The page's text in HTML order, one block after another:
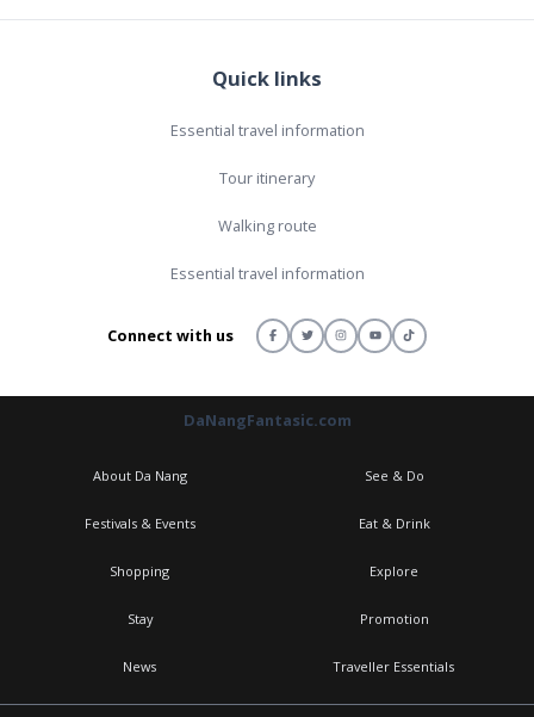
Quick links
Essential travel information
Tour itinerary
Walking route
Essential travel information
Connect with us
DaNangFantasic.com
About Da Nang See & Do
Festivals & Events Eat & Drink
Shopping Explore
Stay Promotion
News Traveller Essentials